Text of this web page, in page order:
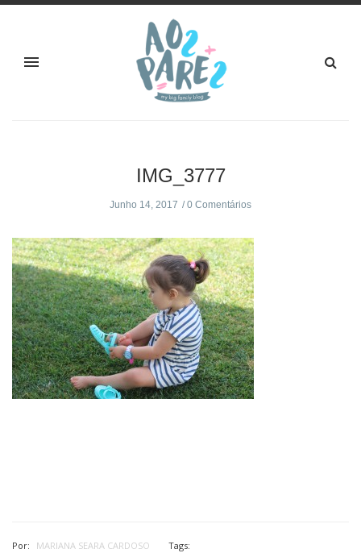
IMG_3777
Junho 14, 2017 0 Comentários
Por: MARIANA SEARA CARDOSO Tags: